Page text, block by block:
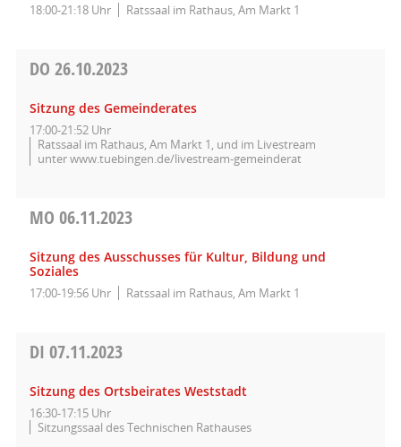
18:00-21:18 Uhr Ratssaal im Rathaus, Am Markt 1
DO 26.10.2023
Sitzung des Gemeinderates
17:00-21:52 Uhr
Ratssaal im Rathaus, Am Markt 1, und im Livestream
unter www.tuebingen.de/livestream-gemeinderat
MO 06.11.2023
Sitzung des Ausschusses für Kultur, Bildung und
Soziales
17:00-19:56 Uhr Ratssaal im Rathaus, Am Markt 1
DI 07.11.2023
Sitzung des Ortsbeirates Weststadt
16:30-17:15 Uhr
Sitzungssaal des Technischen Rathauses